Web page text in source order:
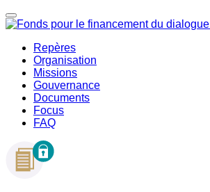
Repères
Organisation
Missions
Gouvernance
Documents
Focus
FAQ